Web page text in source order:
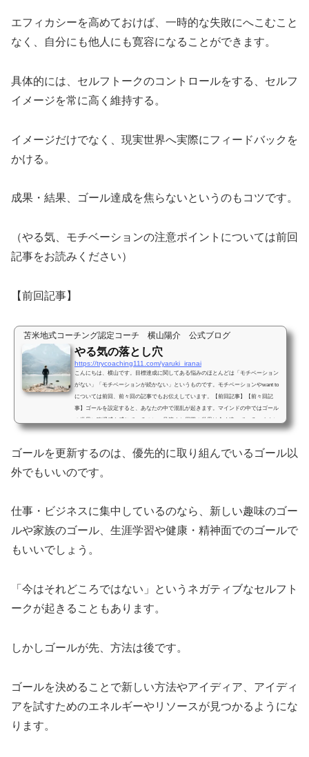
エフィカシーを高めておけば、一時的な失敗にへこむこと
なく、自分にも他人にも寛容になることができます。
具体的には、セルフトークのコントロールをする、セルフ
イメージを常に高く維持する。
イメージだけでなく、現実世界へ実際にフィードバックを
かける。
成果・結果、ゴール達成を焦らないというのもコツです。
（やる気、モチベーションの注意ポイントについては前回
記事をお読みください）
【前回記事】
苫米地式コーチング認定コーチ 横山陽介 公式ブログ
やる気の落とし穴
https://trycoaching111.com/yaruki_iranai
こんにちは、横山です。目標達成に関してある悩みのほとんどは「モチベーション
がない」「モチベーションが続かない」というものです。モチベーションやwant to
については前回、前々回の記事でもお伝えしています。【前回記事】【前々回記
事】ゴールを設定すると、あなたの中で混乱が起きます。マインドの中ではゴール
の世界に臨場感を感じているのに、見渡すと周囲の世界は全く違っている。まさに
認知的不協和が起きているのです。マインドの仕組みを理解していれば、冷静に対
ゴールを更新するのは、優先的に取り組んでいるゴール以
外でもいいのです。
仕事・ビジネスに集中しているのなら、新しい趣味のゴー
ルや家族のゴール、生涯学習や健康・精神面でのゴールで
もいいでしょう。
「今はそれどころではない」というネガティブなセルフト
ークが起きることもあります。
しかしゴールが先、方法は後です。
ゴールを決めることで新しい方法やアイディア、アイディ
アを試すためのエネルギーやリソースが見つかるようにな
ります。